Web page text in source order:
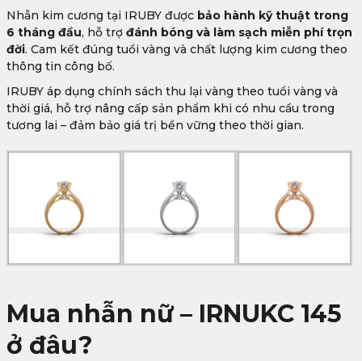
Nhẫn kim cương tại IRUBY được bảo hành kỹ thuật trong
6 tháng đầu, hỗ trợ đánh bóng và làm sạch miễn phí trọn
đời. Cam kết đúng tuổi vàng và chất lượng kim cương theo
thông tin công bố.
IRUBY áp dụng chính sách thu lại vàng theo tuổi vàng và
thời giá, hỗ trợ nâng cấp sản phẩm khi có nhu cầu trong
tương lai – đảm bảo giá trị bền vững theo thời gian.
Mua nhẫn nữ – IRNUKC 145
ở đâu?